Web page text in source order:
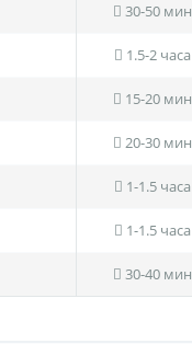
30-50 мин
1.5-2 часа
15-20 мин
20-30 мин
1-1.5 часа
1-1.5 часа
30-40 мин